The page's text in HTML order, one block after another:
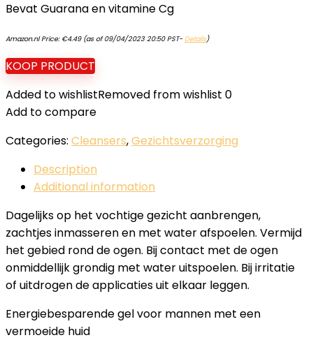
Bevat Guarana en vitamine Cg
Amazon.nl Price: €4.49(as of 09/04/2023 20:50 PST- Details)
KOOP PRODUCT
Added to wishlistRemoved from wishlist 0
Add to compare
Categories: Cleansers,Gezichtsverzorging
Description
Additional information
Dagelijks op het vochtige gezicht aanbrengen,
zachtjes inmasseren en met water afspoelen. Vermijd
het gebied rond de ogen. Bij contact met de ogen
onmiddellijk grondig met water uitspoelen. Bij irritatie
of uitdrogen de applicaties uit elkaar leggen.
Energiebesparende gel voor mannen met een
vermoeide huid